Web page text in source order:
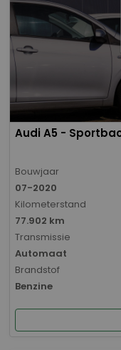
Audi A5 -
Bouwjaar
07-2020
Kilometerstand
77.902 km
Transmissie
Automaat
Brandstof
Benzine